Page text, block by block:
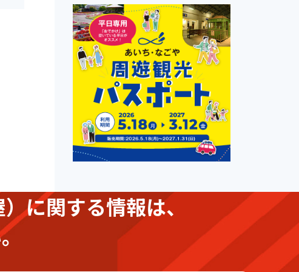
に関する情報は、